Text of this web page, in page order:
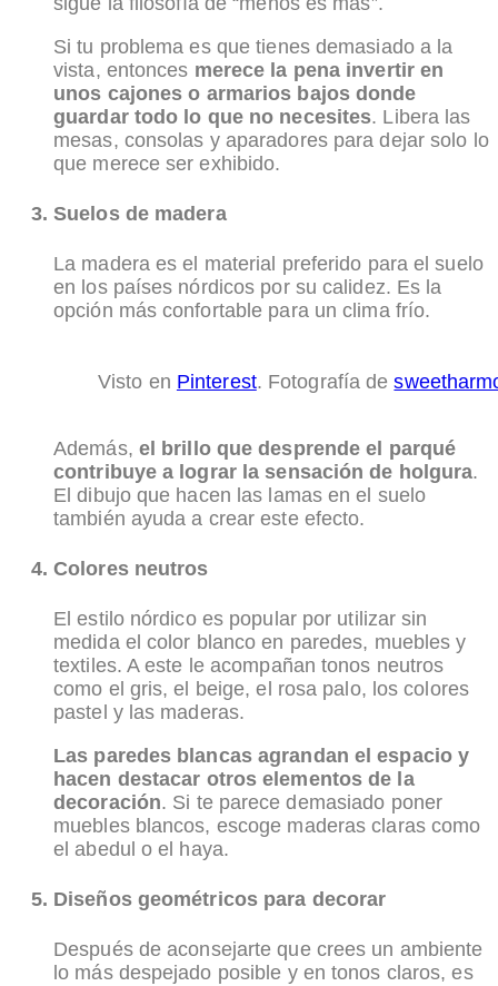
Si tu problema es que tienes demasiado a la
vista, entonces merece la pena invertir en
unos cajones o armarios bajos donde
guardar todo lo que no necesites. Libera las
mesas, consolas y aparadores para dejar solo lo
que merece ser exhibido.
Suelos de madera
La madera es el material preferido para el suelo
en los países nórdicos por su calidez. Es la
opción más confortable para un clima frío.
Visto en Pinterest. Fotografía de
Además, el brillo que desprende el parqué
contribuye a lograr la sensación de holgura.
El dibujo que hacen las lamas en el suelo
también ayuda a crear este efecto.
Colores neutros
El estilo nórdico es popular por utilizar sin
medida el color blanco en paredes, muebles y
textiles. A este le acompañan tonos neutros
como el gris, el beige, el rosa palo, los colores
pastel y las maderas.
Las paredes blancas agrandan el espacio y
hacen destacar otros elementos de la
decoración. Si te parece demasiado poner
muebles blancos, escoge maderas claras como
el abedul o el haya.
Diseños geométricos para decorar
Después de aconsejarte que crees un ambiente
lo más despejado posible y en tonos claros, es